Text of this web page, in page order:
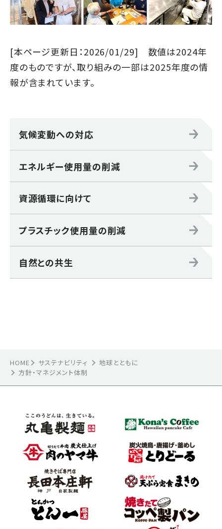
[本ページ更新日：2026/01/29] 数値は2024年
度のものですが、取り組みの一部は2025年度の情
報が含まれています。
気候変動への対応
エネルギー使用量の削減
資源循環に向けて
プラスチック使用量の削減
自然との共生
HOME サステナビリティ
地球とともに
方針・マネジメント体制